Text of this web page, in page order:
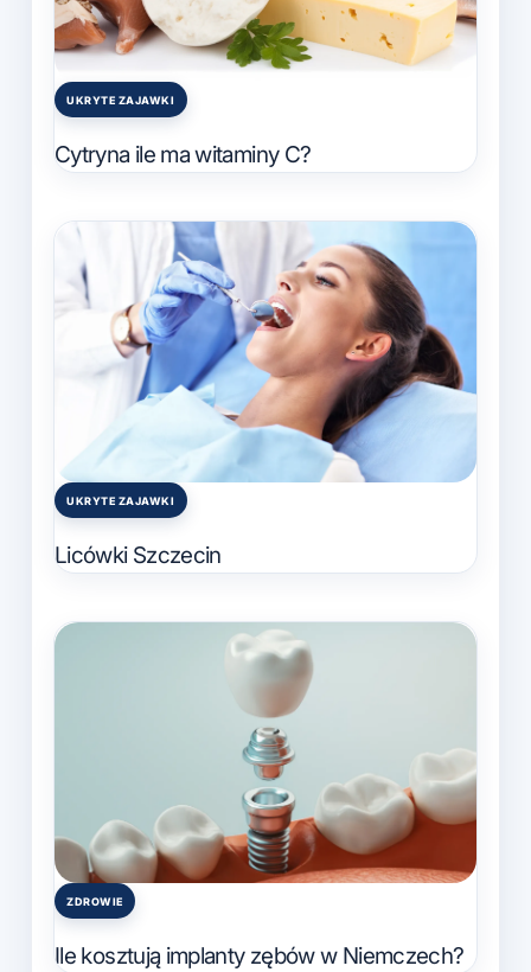
Posted
UKRYTE ZAJAWKI
Cytryna ile ma witaminy C?
Posted
UKRYTE ZAJAWKI
Licówki Szczecin
Posted
ZDROWIE
Ile kosztują implanty zębów w Niemczech?